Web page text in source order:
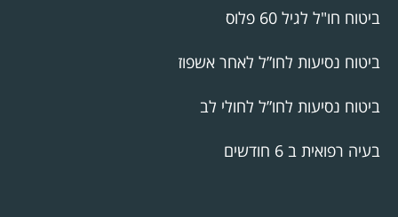
ביטוח חו"ל לגיל 60 פלוס
ביטוח נסיעות לחו”ל לאחר אשפוז
ביטוח נסיעות לחו”ל לחולי לב
בעיה רפואית ב 6 חודשים